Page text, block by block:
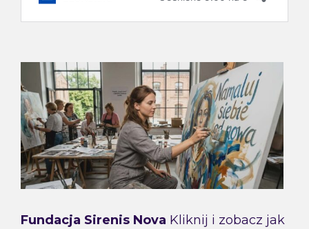
Fundacja Sirenis Nova Kliknij i zobacz jak